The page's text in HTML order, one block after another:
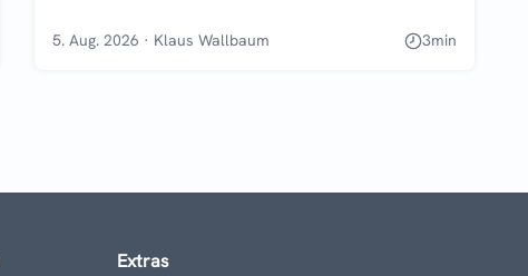
5. Aug. 2026 · Klaus Wallbaum 3min
Extras